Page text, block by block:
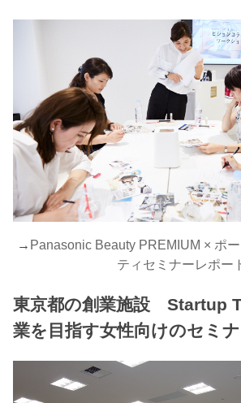
→ Panasonic Beauty PREMIUM × ポ
ティセミナーレポー
東京都の創業施設 Startup
業を目指す女性向けのセミ